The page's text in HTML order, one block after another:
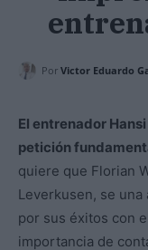
Por Victor Eduardo
El entrenador
petición
quiere que Florian
Leverkusen, se
por sus éxitos con
importancia de